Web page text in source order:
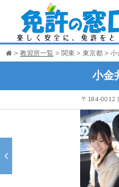
教習所一覧 関東 東京都 小
小金
〒184-0012